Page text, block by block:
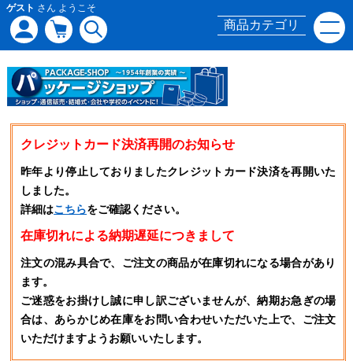
ゲスト さん ようこそ
商品カテゴリ
クレジットカード決済再開のお知らせ
昨年より停止しておりましたクレジットカード決済を再開いた
しました。
詳細はこちらをご確認ください。
在庫切れによる納期遅延につきまして
注文の混み具合で、ご注文の商品が在庫切れになる場合があり
ます。
ご迷惑をお掛けし誠に申し訳ございませんが、納期お急ぎの場
合は、あらかじめ在庫をお問い合わせいただいた上で、ご注文
いただけますようお願いいたします。